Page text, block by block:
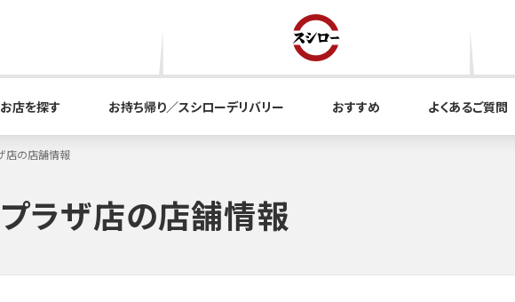
お店を探す お持ち帰り／スシローデリバリー おすすめ よくあるご質問
店の店舗情報
ラザ店の店舗情報